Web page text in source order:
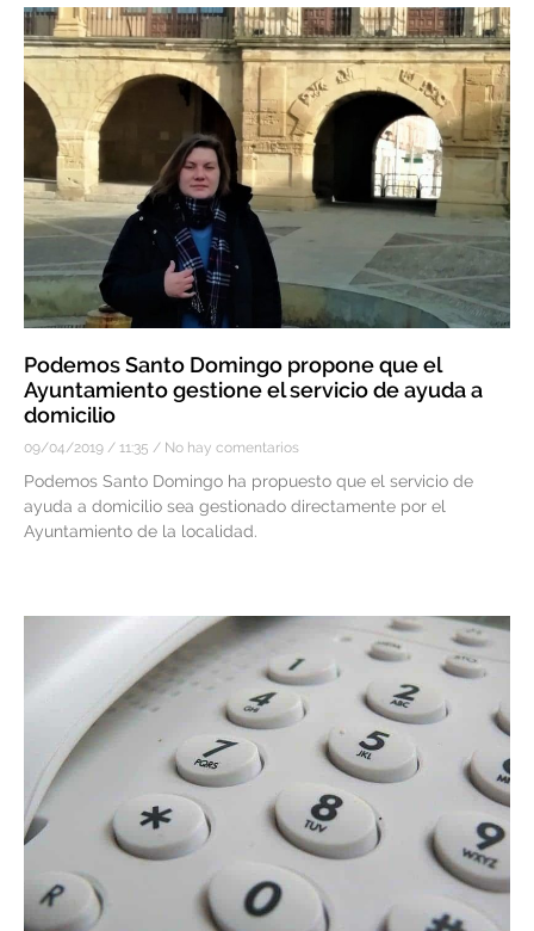
Podemos Santo Domingo propone que el
Ayuntamiento gestione el servicio de ayuda a
domicilio
09/04/2019 11:35 No hay comentarios
Podemos Santo Domingo ha propuesto que el servicio de
ayuda a domicilio sea gestionado directamente por el
Ayuntamiento de la localidad.